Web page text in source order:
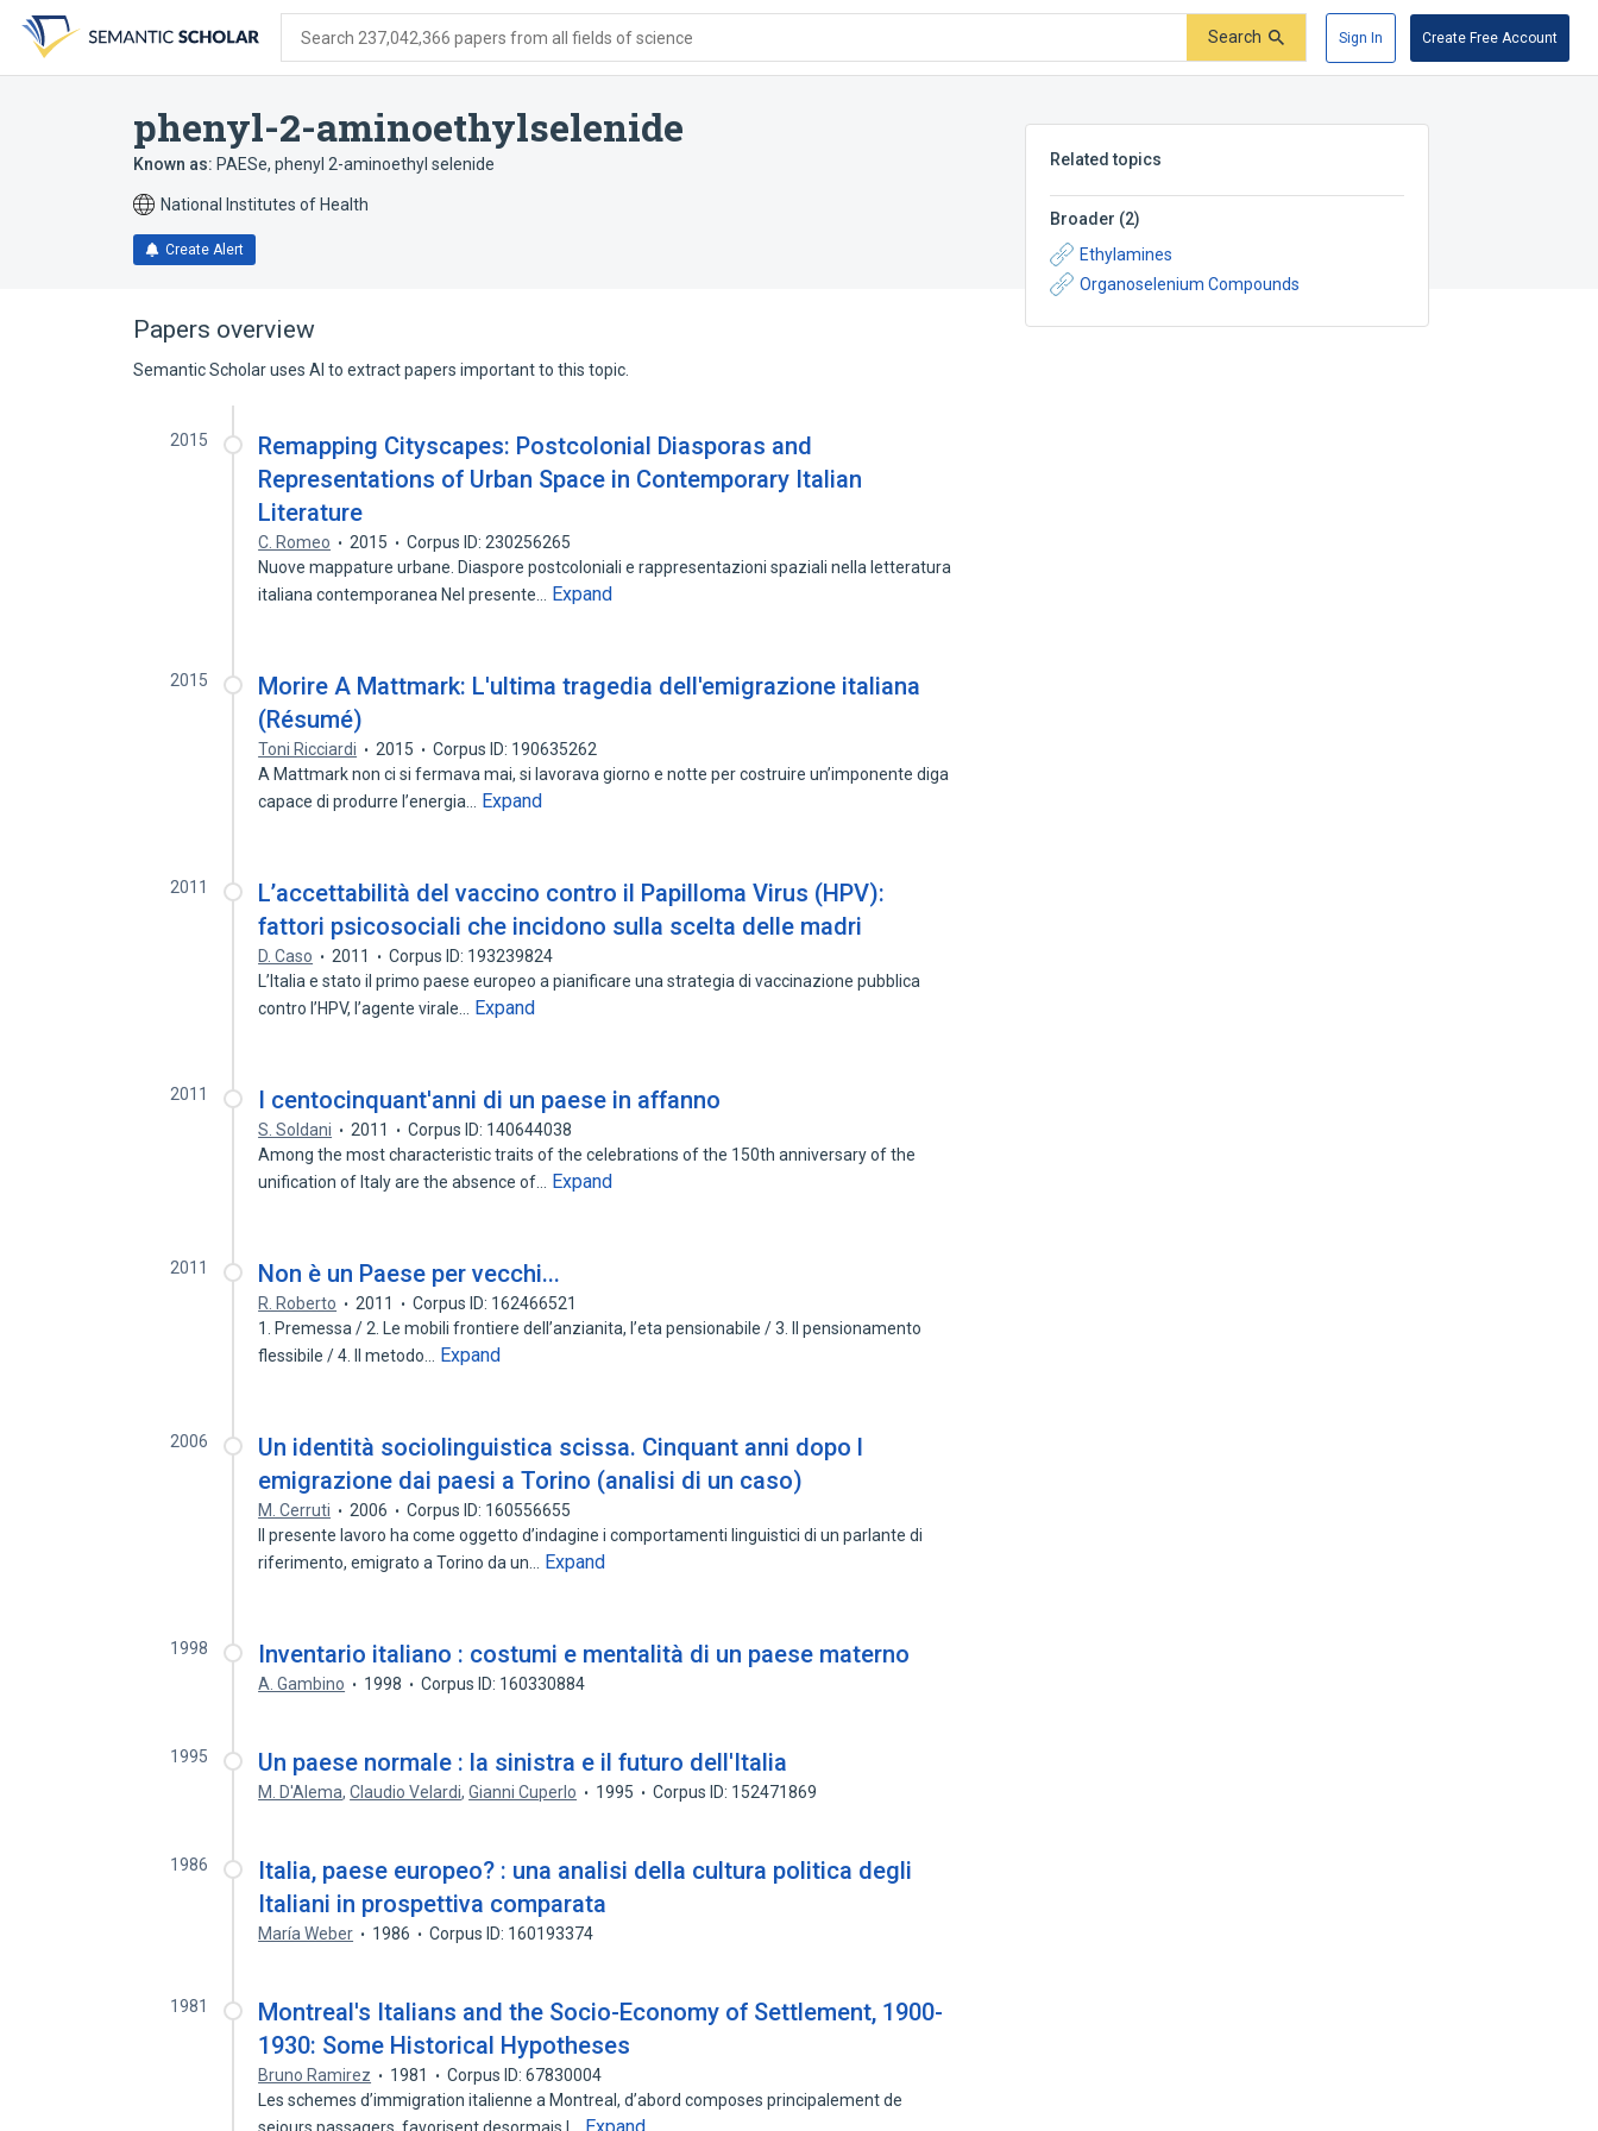
search
form
content
account
menu
Search 237,042,366 papers from all fields of science Search Sign In Create Free Account
phenyl-2-aminoethylselenide
Known as: PAESe, phenyl 2-aminoethyl selenide
National Institutes of Health
Create Alert
Related topics
Broader (2)
Ethylamines
Organoselenium Compounds
Papers overview
Semantic Scholar uses AI to extract papers important to this topic.
2015
Remapping Cityscapes: Postcolonial Diasporas and
Representations of Urban Space in Contemporary Italian
Literature
C. Romeo 2015
Corpus ID: 230256265
Nuove mappature urbane. Diaspore postcoloniali e rappresentazioni spaziali nella letteratura
italiana contemporanea Nel presente…
Expand
2015
Morire A Mattmark: L'ultima tragedia dell'emigrazione italiana
(Résumé)
Toni Ricciardi 2015
Corpus ID: 190635262
A Mattmark non ci si fermava mai, si lavorava giorno e notte per costruire un’imponente diga
capace di produrre l’energia…
Expand
2011
L’accettabilità del vaccino contro il Papilloma Virus (HPV):
fattori psicosociali che incidono sulla scelta delle madri
D. Caso 2011
Corpus ID: 193239824
L’Italia e stato il primo paese europeo a pianificare una strategia di vaccinazione pubblica
contro l’HPV, l’agente virale…
Expand
2011 I centocinquant'anni di un paese in affanno
S. Soldani 2011
Corpus ID: 140644038
Among the most characteristic traits of the celebrations of the 150th anniversary of the
unification of Italy are the absence of…
Expand
2011 Non è un Paese per vecchi...
R. Roberto 2011
Corpus ID: 162466521
1. Premessa / 2. Le mobili frontiere dell’anzianita, l’eta pensionabile / 3. Il pensionamento
flessibile / 4. Il metodo…
Expand
2006
Un identità sociolinguistica scissa. Cinquant anni dopo l
emigrazione dai paesi a Torino (analisi di un caso)
M. Cerruti 2006
Corpus ID: 160556655
Il presente lavoro ha come oggetto d’indagine i comportamenti linguistici di un parlante di
riferimento, emigrato a Torino da un…
Expand
1998 Inventario italiano : costumi e mentalità di un paese materno
A. Gambino 1998 Corpus ID: 160330884
1995 Un paese normale : la sinistra e il futuro dell'Italia
M. D'Alema,Claudio Velardi,Gianni Cuperlo 1995 Corpus ID: 152471869
1986
Italia, paese europeo? : una analisi della cultura politica degli
Italiani in prospettiva comparata
María Weber 1986 Corpus ID: 160193374
1981
Montreal's Italians and the Socio-Economy of Settlement, 1900-
1930: Some Historical Hypotheses
Bruno Ramirez 1981
Corpus ID: 67830004
Les schemes d’immigration italienne a Montreal, d’abord composes principalement de